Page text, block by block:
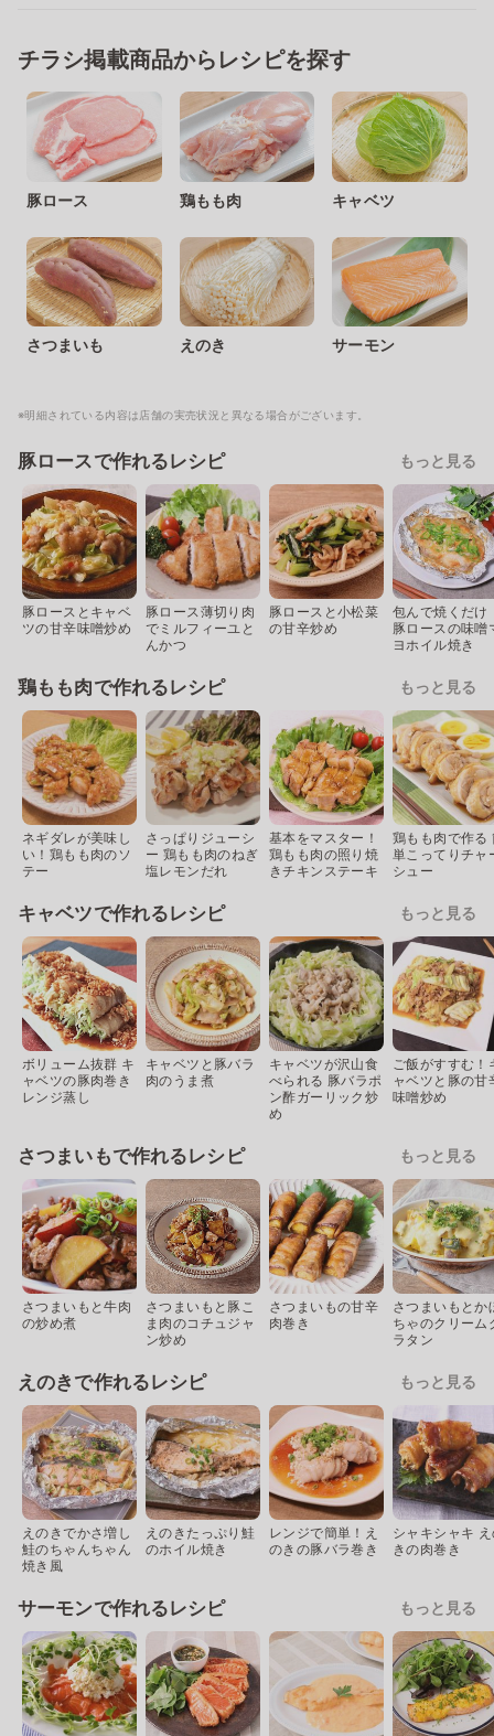
チラシ掲載商品からレシピを探す
豚ロース 鶏もも肉 キャベツ
さつまいも えのき サーモン
※明細されている内容は店舗の実売状況と異なる場合がございます。
豚ロースで作れるレシピ もっと見る
豚ロースとキャベ
ツの甘辛味噌炒め
豚ロース薄切り肉
でミルフィーユと
んかつ
豚ロースと小松菜
の甘辛炒め
包んで焼くだけ
豚ロースの味噌
ヨホイル焼き
鶏もも肉で作れるレシピ もっと見る
ネギダレが美味し
い！鶏もも肉のソ
テー
さっぱりジューシ
ー 鶏もも肉のねぎ
塩レモンだれ
基本をマスター！
鶏もも肉の照り焼
きチキンステーキ
鶏もも肉で作る
単こってりチャ
シュー
キャベツで作れるレシピ もっと見る
ボリューム抜群 キ
ャベツの豚肉巻き
レンジ蒸し
キャベツと豚バラ
肉のうま煮
キャベツが沢山食
べられる 豚バラポ
ン酢ガーリック炒
め
ご飯がすすむ！
ャベツと豚の甘
味噌炒め
さつまいもで作れるレシピ もっと見る
さつまいもと牛肉
の炒め煮
さつまいもと豚こ
ま肉のコチュジャ
ン炒め
さつまいもの甘辛
肉巻き
さつまいもとか
ちゃのクリーム
ラタン
えのきで作れるレシピ もっと見る
えのきでかさ増し
鮭のちゃんちゃん
焼き風
えのきたっぷり鮭
のホイル焼き
レンジで簡単！え
のきの豚バラ巻き
シャキシャキ
きの肉巻き
サーモンで作れるレシピ もっと見る